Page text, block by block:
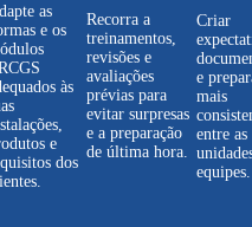
as
e os
às
e
dos
Recorra a
treinamentos,
revisões e
avaliações
prévias para
evitar surpresas
e a preparação
de última hora.
Criar
e
mais
entre as
equipes.